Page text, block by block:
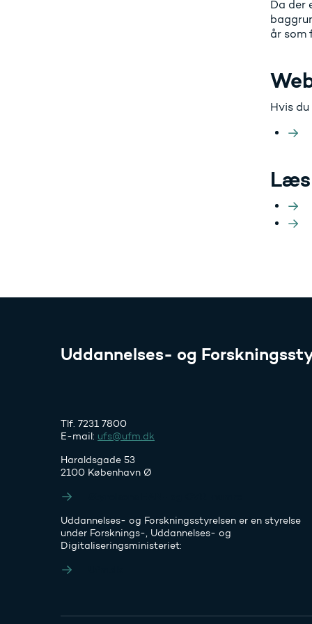
Da der
år som
Hvis du
Uddannelses- og
Tlf. 7231 7800
E-mail: ufs@ufm.dk
Haraldsgade 53
2100 København Ø
Uddannelses- og Forskningsstyrelsen er en styrelse
under Forsknings-, Uddannelses- og
Digitaliseringsministeriet: